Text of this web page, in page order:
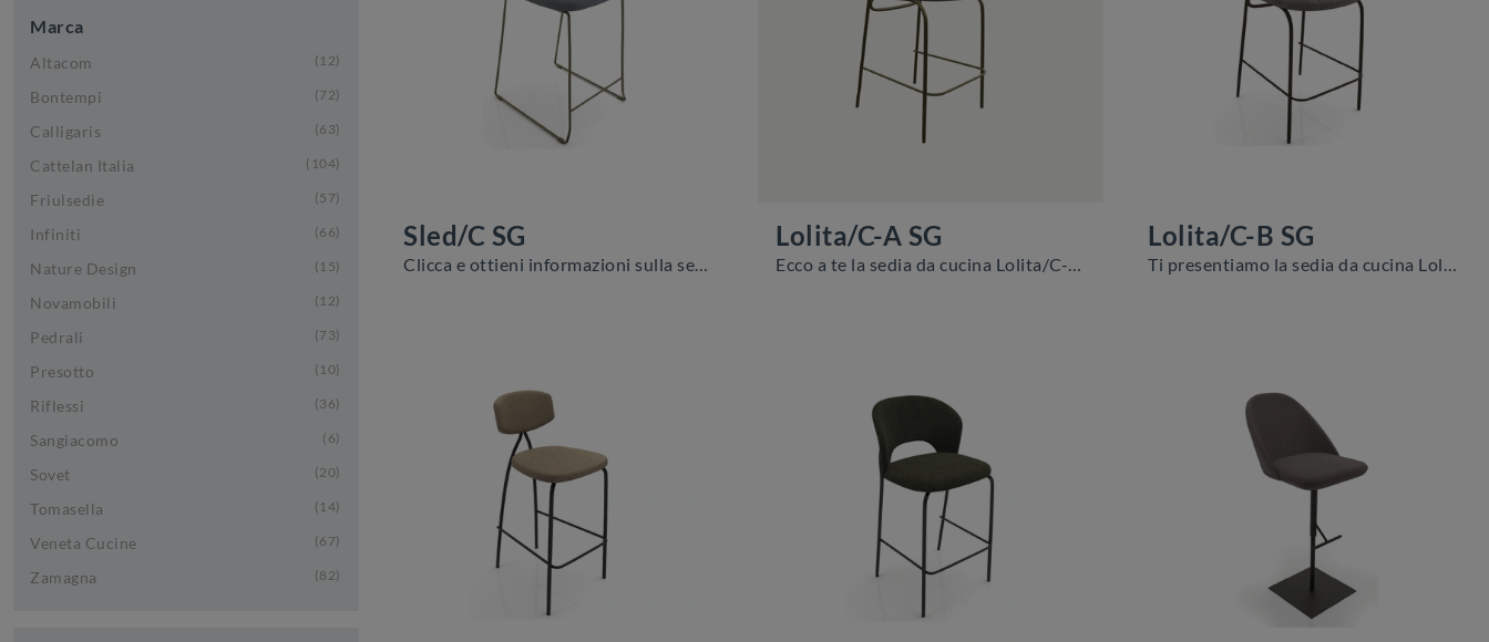
Marca
Altacom 12
Bontempi 72
Calligaris 63
Cattelan Italia 104
Friulsedie 57
Infiniti 66
Nature Design 15
Novamobili 12
Pedrali 73
Presotto 10
Riflessi 36
Sangiacomo 6
Sovet 20
Tomasella 14
Veneta Cucine 67
Zamagna 82
Sled/C SG
Clicca e ottieni informazioni sulla seduta Sled/C SG di Zamagna in tessuto: le più originali Sedie sgabelli moderne ti attendono.
Lolita/C-A SG
Ecco a te la sedia da cucina Lolita/C-A SG per ambientazioni moderne, tra le più originali Sedie sgabelli di Zamagna.
Lolita/C-B SG
Ti presentiamo la sedia da cucina Lolita/C-B SG per atmosfere moderne, tra le più originali Sedie sgabelli di Zamagna.